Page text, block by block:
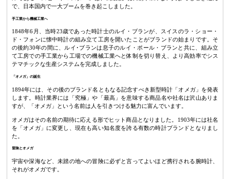
で、日本国内で一大ブームを巻き起こしました。
手工業から機械工業へ
1848年6月、当時23歳であった時計士のルイ・ブランが、スイスのラ・ショー・
ド・フォンに懐中時計の組み立て工房を開いたことがブランドの始まりです。そ
の後約30年の間に、ルイ･ブランは息子のルイ・ポール・ブランと共に、組み立
て工房での手工業から工場での機械工業へと体制を切り替え、より高効率でシス
テマチックな生産システムを完成しました。
「オメガ」の誕生
1894年には、その後のブランド名ともなる記念すべき新型時計「オメガ」を発表
します。時計業界には「究極」や「最高」を意味する商品名や社名は沢山ありま
すが、「オメガ」という名前は人を引きつける魅力に富んでいます。
オメガはその名前の期待に応える形でヒット商品となりました。1903年には社名
を「オメガ」に変更し、現在も高い知名度を誇る有数の時計ブランドとなりまし
た。
冒険とオメガ
宇宙や深海など、未踏の地への冒険に必ずと言ってよいほど携行される腕時計、
それがオメガです。